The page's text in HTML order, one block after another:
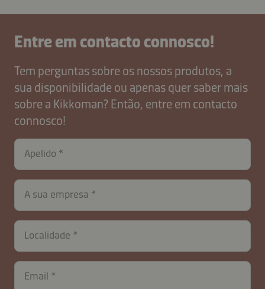
Entre em contacto connosco!
Tem perguntas sobre os nossos produtos, a
sua disponibilidade ou apenas quer saber mais
sobre a Kikkoman? Então, entre em contacto
connosco!
Apelido
A sua empresa
Localidade
Email